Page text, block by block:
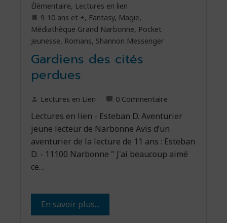
Élémentaire, Lectures en lien
9-10 ans et +, Fantasy, Magie,
Médiathèque Grand Narbonne, Pocket
Jeunesse, Romans, Shannon Messenger
Gardiens des cités
perdues
Lectures en Lien 0 Commentaire
Lectures en lien - Esteban D. Aventurier
jeune lecteur de Narbonne Avis d’un
aventurier de la lecture de 11 ans : Esteban
D. - 11100 Narbonne " J'ai beaucoup aimé
ce…
En savoir plus...